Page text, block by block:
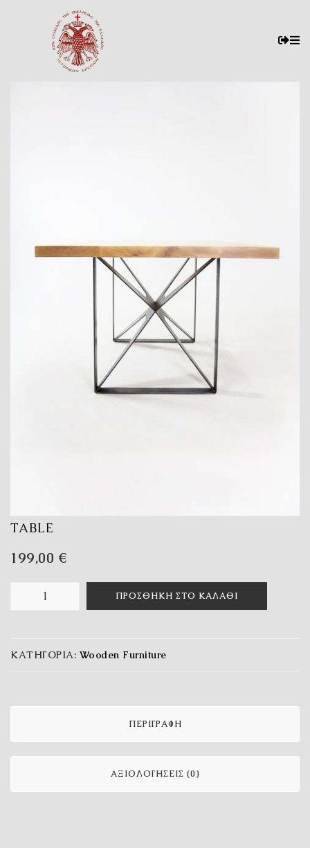
TABLE
199,00 €
ΠΡΟΣΘΉΚΗ ΣΤΟ ΚΑΛΆΘΙ
ΚΑΤΗΓΟΡΊΑ: Wooden Furniture
ΠΕΡΙΓΡΑΦΉ
ΑΞΙΟΛΟΓΉΣΕΙΣ (0)